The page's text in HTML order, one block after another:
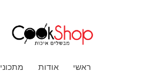
ראשי אודות